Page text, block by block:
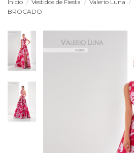
Inicio Vestidos de Fiesta Valerio Luna
BROCADO